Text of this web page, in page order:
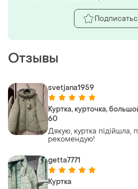
Отзывы
svetjana1959
Куртка, курточка,
60
Дякую, куртка підійшла,
рекомендую!
getta7771
Куртка